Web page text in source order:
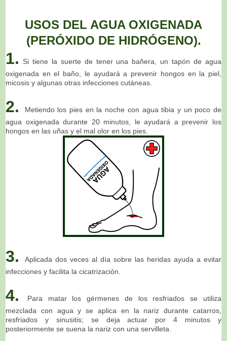
USOS DEL AGUA OXIGENADA
(PERÓXIDO DE HIDRÓGENO).
1.
Si tiene la suerte de tener una bañera, un tapón de agua
oxigenada en el baño, le ayudará a prevenir hongos en la piel,
micosis y algunas otras infecciones cutáneas.
2.
Metiendo los pies en la noche con agua tibia y un poco de
agua oxigenada durante 20 minutos, le ayudará a prevenir los
hongos en las uñas y el mal olor en los pies.
3.
Aplicada dos veces al día sobre las heridas ayuda a evitar
infecciones y facilita la cicatrización.
4.
Para matar los gérmenes de los resfriados se utiliza
mezclada con agua y se aplica en la nariz durante catarros,
resfriados y sinusitis; se deja actuar por 4 minutos y
posteriormente se suena la nariz con una servilleta.